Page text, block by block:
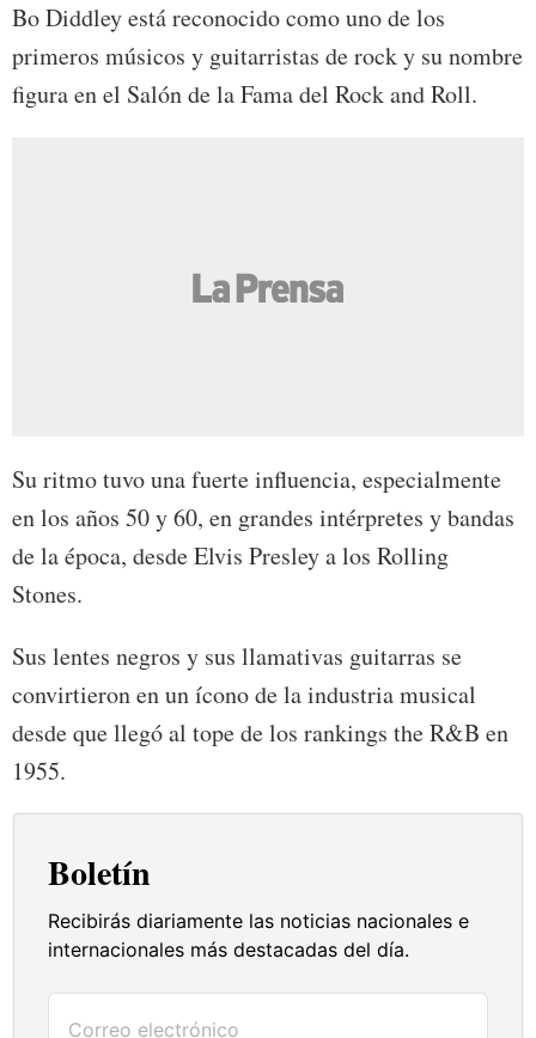
Bo Diddley está reconocido como uno de los
primeros músicos y guitarristas de rock y su nombre
figura en el Salón de la Fama del Rock and Roll.
Su ritmo tuvo una fuerte influencia, especialmente
en los años 50 y 60, en grandes intérpretes y bandas
de la época, desde Elvis Presley a los Rolling
Stones.
Sus lentes negros y sus llamativas guitarras se
convirtieron en un ícono de la industria musical
desde que llegó al tope de los rankings the R&B en
1955.
Boletín
Recibirás diariamente las noticias nacionales e
internacionales más destacadas del día.